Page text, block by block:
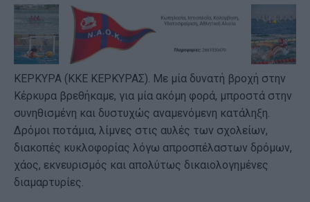
ΚΕΡΚΥΡΑ (ΚΚΕ ΚΕΡΚΥΡΑΣ). Με μία δυνατή βροχή στην
Κέρκυρα βρεθήκαμε, για μία ακόμη φορά, μπροστά στην
συνηθισμένη και δυστυχώς αναμενόμενη κατάληξη.
Δρόμοι ποτάμια, λίμνες στις αυλές των σχολείων,
διακοπές κυκλοφορίας λόγω απροσπέλαστων δρόμων,
χάος, εκνευρισμός και απολύτως δικαιολογημένες
διαμαρτυρίες.